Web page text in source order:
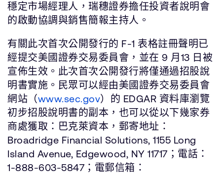
穩定市場經理人，瑞穗證券擔任投資者說明會
的啟動協調與銷售簡報主持人。
有關此次首次公開發行的 F-1 表格註冊聲明已
經提交美國證券交易委員會，並在 9 月13 日被
宣佈生效。此次首次公開發行將僅通過招股說
明書實施。民眾可以經由美國證券交易委員會
網站（www.sec.gov）的 EDGAR 資料庫瀏覽
初步招股說明書的副本，也可以從以下幾家券
商處獲取：巴克萊資本，郵寄地址：
Broadridge Financial Solutions, 1155 Long
Island Avenue, Edgewood, NY 11717；電話：
1-888-603-5847；電郵信箱：